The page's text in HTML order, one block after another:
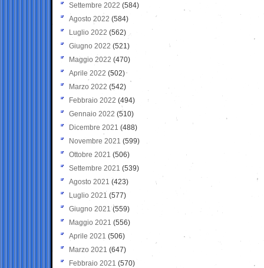
Settembre 2022 (584)
Agosto 2022 (584)
Luglio 2022 (562)
Giugno 2022 (521)
Maggio 2022 (470)
Aprile 2022 (502)
Marzo 2022 (542)
Febbraio 2022 (494)
Gennaio 2022 (510)
Dicembre 2021 (488)
Novembre 2021 (599)
Ottobre 2021 (506)
Settembre 2021 (539)
Agosto 2021 (423)
Luglio 2021 (577)
Giugno 2021(559)
Maggio 2021 (556)
Aprile 2021 (506)
Marzo 2021 (647)
Febbraio 2021 (570)